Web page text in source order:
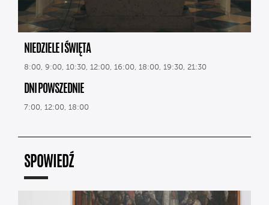
NIEDZIELE I ŚWIĘTA
8:00, 9:00, 10:30, 12:00, 16:00, 18:00, 19:30, 21:30
DNI POWSZEDNIE
7:00, 12:00, 18:00
SPOWIEDŹ